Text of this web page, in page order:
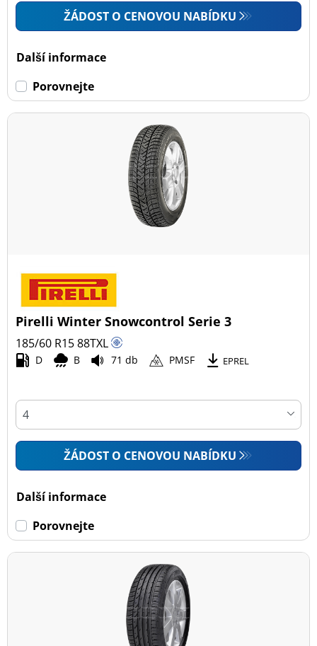
ŽÁDOST O CENOVOU NABÍDKU
Další informace
Porovnejte
Pirelli Winter Snowcontrol Serie 3
185/60 R1588TXL
D B 71 db PMSF EPREL
ŽÁDOST O CENOVOU NABÍDKU
Další informace
Porovnejte